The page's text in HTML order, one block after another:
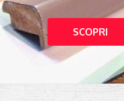
SCOPRI